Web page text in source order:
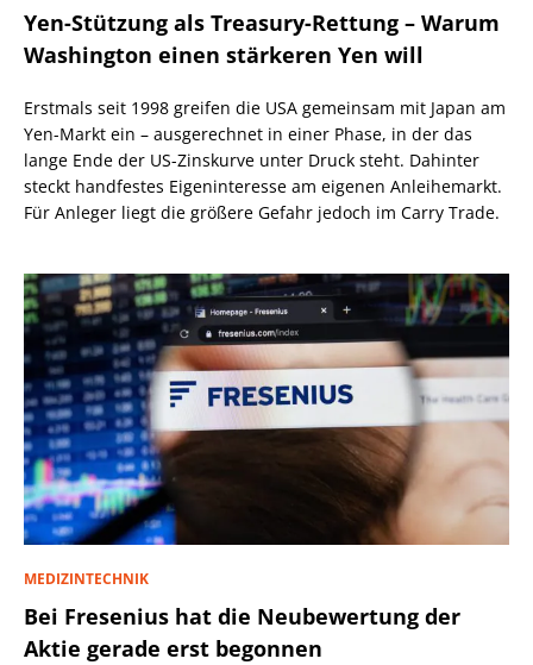
Yen-Stützung als Treasury-Rettung – Warum
Washington einen stärkeren Yen will
Erstmals seit 1998 greifen die USA gemeinsam mit Japan am
Yen-Markt ein – ausgerechnet in einer Phase, in der das
lange Ende der US-Zinskurve unter Druck steht. Dahinter
steckt handfestes Eigeninteresse am eigenen Anleihemarkt.
Für Anleger liegt die größere Gefahr jedoch im Carry Trade.
MEDIZINTECHNIK
Bei Fresenius hat die Neubewertung der
Aktie gerade erst begonnen